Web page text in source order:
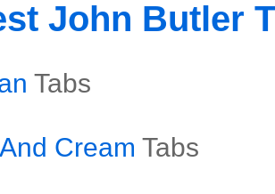
John Butler
Tabs
Cream Tabs